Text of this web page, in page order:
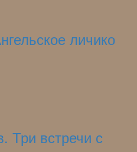
личико
Три встречи с